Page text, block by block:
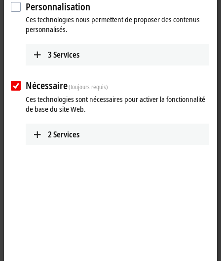
Nov 25, 2016
SPS IPC Drives 2016 | Day 3
Beckhoff Trade Show TV Day 3 at SPS IPC Drives 2016. Topics: Many-
Personnalisation
Ces technologies nous permettent de proposer des contenus
personnalisés.
3Services
Nécessaire(toujours requis)
Ces technologies sont nécessaires pour activer la fonctionnalité
de base du site Web.
2Services